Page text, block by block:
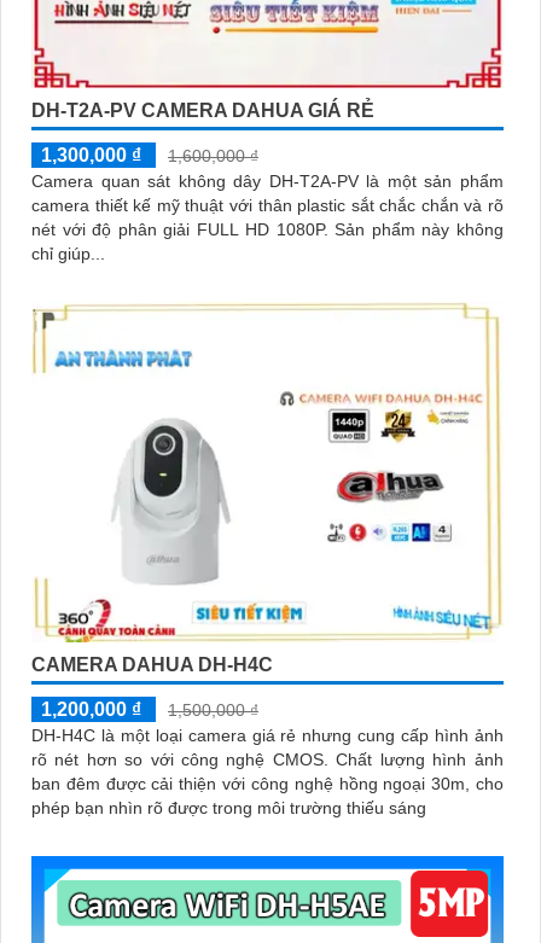
DH-T2A-PV CAMERA DAHUA GIÁ RẺ
1,300,000 ₫
1,600,000 ₫
Camera quan sát không dây DH-T2A-PV là một sản phẩm
camera thiết kế mỹ thuật với thân plastic sắt chắc chắn và rõ
nét với độ phân giải FULL HD 1080P. Sản phẩm này không
chỉ giúp...
CAMERA DAHUA DH-H4C
1,200,000 ₫
1,500,000 ₫
DH-H4C là một loại camera giá rẻ nhưng cung cấp hình ảnh
rõ nét hơn so với công nghệ CMOS. Chất lượng hình ảnh
ban đêm được cải thiện với công nghệ hồng ngoại 30m, cho
phép bạn nhìn rõ được trong môi trường thiếu sáng